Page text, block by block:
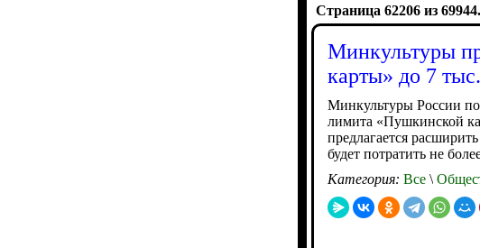
Страница 62206 из
Минкультуры
карты» до 7
Минкультуры России
лимита «Пушкинской
предлагается
будет потратить не
Категория: Все \